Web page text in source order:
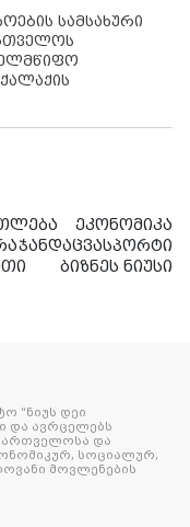
სამსახური
ეკონომიკა
ჯანდაცვასპორტი
ბიზნეს ნიუსი
“ნიუს დეი
და ავრცელებს
და
სოციალურ,
მოვლენების